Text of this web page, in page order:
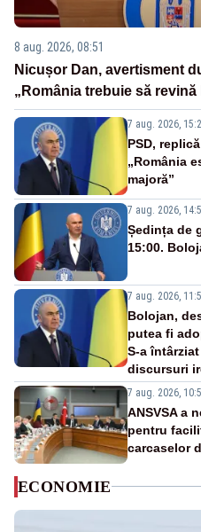
8 aug. 2026, 08:51
Nicușor Dan, avertisment
„România trebuie să
7 aug. 2026,
PSD,
„România
majoră”
7 aug. 2026,
Ședința de
15:00.
7 aug. 2026,
Bolojan,
putea fi
S-a
discursuri
7 aug. 2026,
ANSVSA a
pentru
carcaselor
ECONOMIE